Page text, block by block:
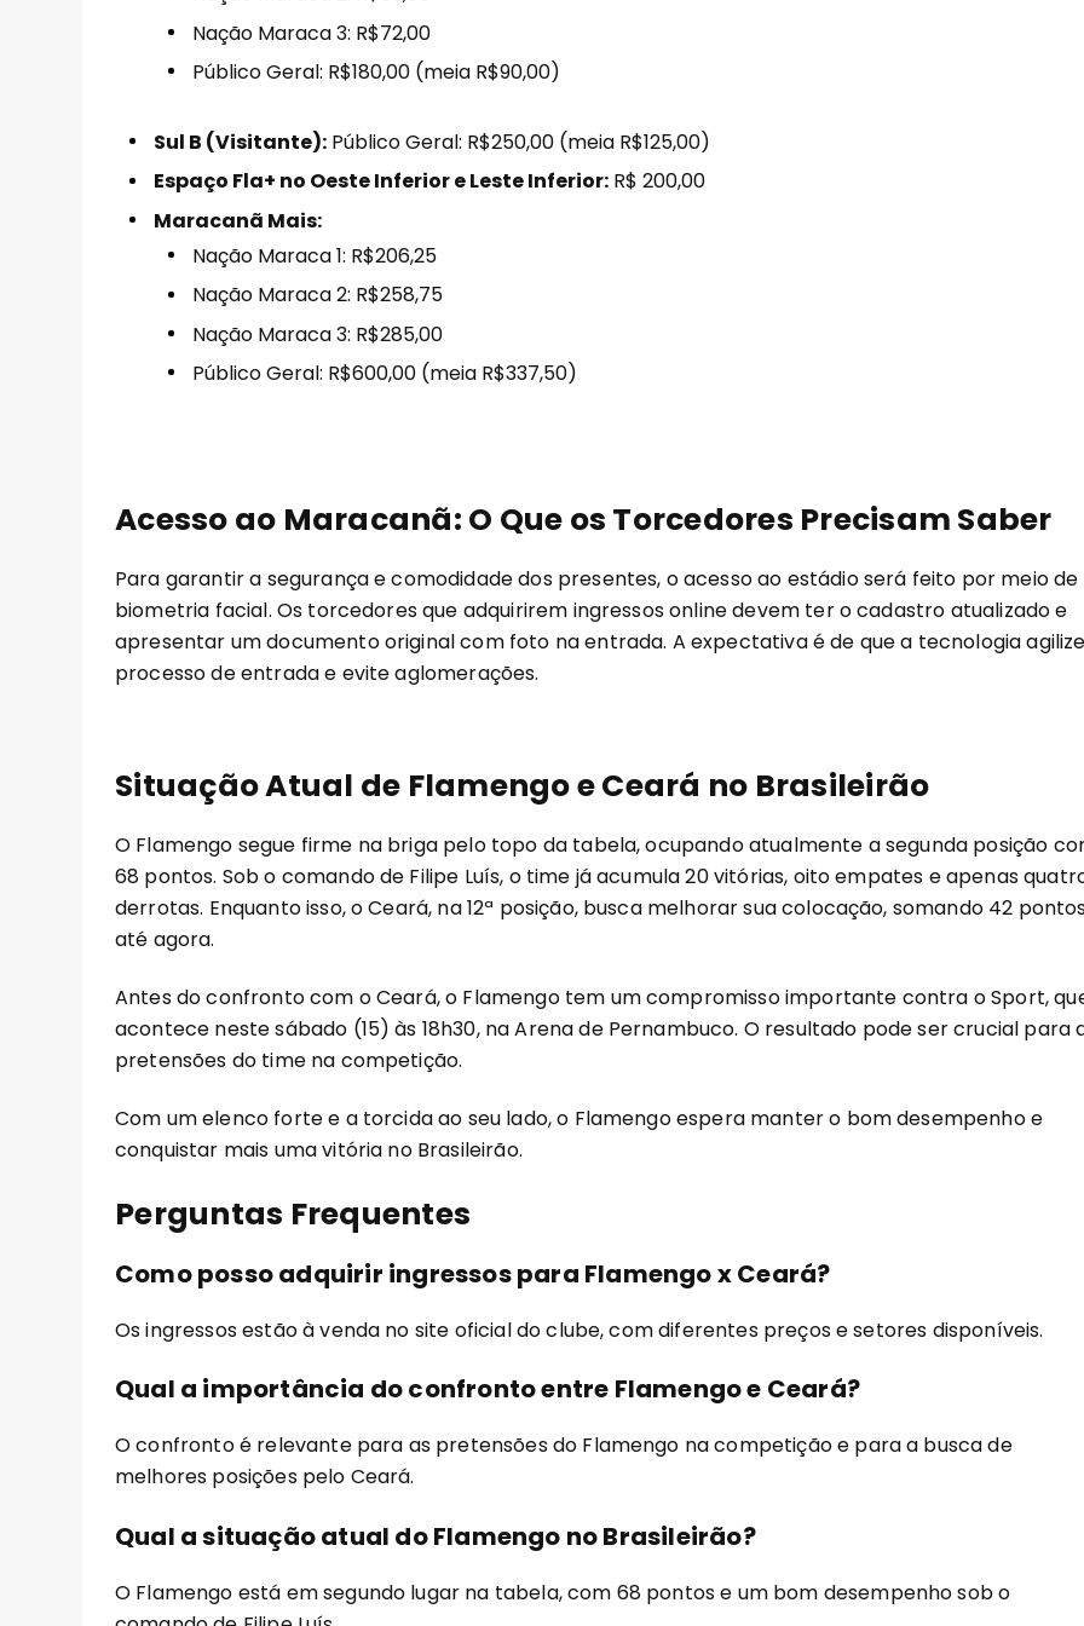
Nação Maraca 3: R$72,00
Público Geral: R$180,00 (meia R$90,00)
Sul B (Visitante): Público Geral: R$250,00 (meia R$125,00)
Espaço Fla+ no Oeste Inferior e Leste Inferior: R$ 200,00
Maracanã Mais:
Nação Maraca 1: R$206,25
Nação Maraca 2: R$258,75
Nação Maraca 3: R$285,00
Público Geral: R$600,00 (meia R$337,50)
Acesso ao Maracanã: O Que os Torcedores Precisam Saber
Para garantir a segurança e comodidade dos presentes, o acesso ao estádio será feito por meio de
biometria facial. Os torcedores que adquirirem ingressos online devem ter o cadastro atualizado e
apresentar um documento original com foto na entrada. A expectativa é de que a tecnologia
processo de entrada e evite aglomerações.
Situação Atual de Flamengo e Ceará no Brasileirão
O Flamengo segue firme na briga pelo topo da tabela, ocupando atualmente a segunda posição
68 pontos. Sob o comando de Filipe Luís, o time já acumula 20 vitórias, oito empates e apenas
derrotas. Enquanto isso, o Ceará, na 12ª posição, busca melhorar sua colocação, somando 42
até agora.
Antes do confronto com o Ceará, o Flamengo tem um compromisso importante contra o Sport,
acontece neste sábado (15) às 18h30, na Arena de Pernambuco. O resultado pode ser crucial para
pretensões do time na competição.
Com um elenco forte e a torcida ao seu lado, o Flamengo espera manter o bom desempenho e
conquistar mais uma vitória no Brasileirão.
Perguntas Frequentes
Como posso adquirir ingressos para Flamengo x Ceará?
Os ingressos estão à venda no site oficial do clube, com diferentes preços e setores disponíveis.
Qual a importância do confronto entre Flamengo e Ceará?
O confronto é relevante para as pretensões do Flamengo na competição e para a busca de
melhores posições pelo Ceará.
Qual a situação atual do Flamengo no Brasileirão?
O Flamengo está em segundo lugar na tabela, com 68 pontos e um bom desempenho sob o